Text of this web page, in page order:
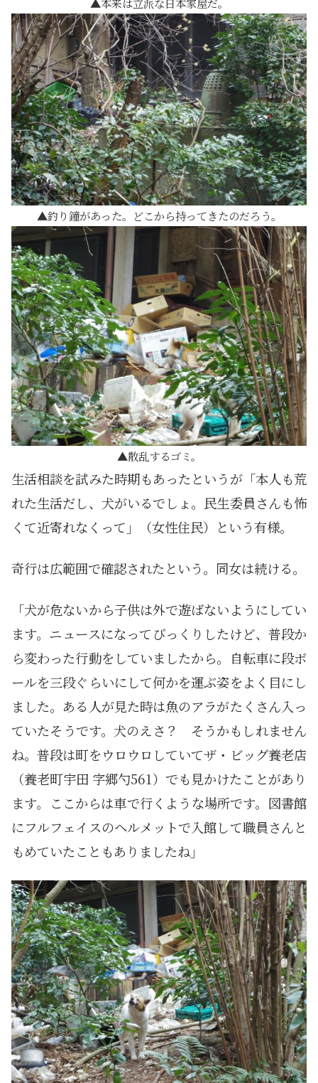
釣り鐘があった。どこから持ってきたのだろう。
散乱するゴミ。
生活相談を試みた時期もあったというが「本人も荒
れた生活だし、犬がいるでしょ。民生委員さんも怖
くて近寄れなくって」（女性住民）という有様。
奇行は広範囲で確認されたという。同女は続ける。
「犬が危ないから子供は外で遊ばないようにしてい
ます。ニュースになってびっくりしたけど、普段か
ら変わった行動をしていましたから。自転車に段ボ
ールを三段ぐらいにして何かを運ぶ姿をよく目にし
ました。ある人が見た時は魚のアラがたくさん入っ
ていたそうです。犬のえさ？ そうかもしれません
ね。普段は町をウロウロしていてザ・ビッグ養老店
（養老町宇田 字郷勺561）でも見かけたことがあり
ます。ここからは車で行くような場所です。図書館
にフルフェイスのヘルメットで入館して職員さんと
もめていたこともありましたね」